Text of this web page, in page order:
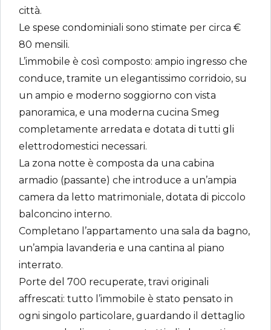
città.
Le spese condominiali sono stimate per circa €
80 mensili.
L’immobile è così composto: ampio ingresso che
conduce, tramite un elegantissimo corridoio, su
un ampio e moderno soggiorno con vista
panoramica, e una moderna cucina Smeg
completamente arredata e dotata di tutti gli
elettrodomestici necessari.
La zona notte è composta da una cabina
armadio (passante) che introduce a un’ampia
camera da letto matrimoniale, dotata di piccolo
balconcino interno.
Completano l’appartamento una sala da bagno,
un’ampia lavanderia e una cantina al piano
interrato.
Porte del 700 recuperate, travi originali
affrescati: tutto l’immobile è stato pensato in
ogni singolo particolare, guardando il dettaglio